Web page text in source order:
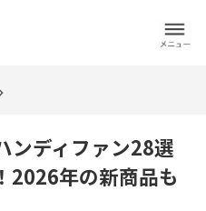
ンディファン28選
2026年の新商品も